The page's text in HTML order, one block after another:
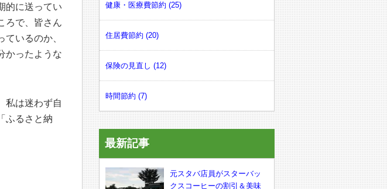
的に送ってい
ろで、皆さん
いるのか、
かったような
私は迷わず自
ふるさと納
健康・医療費節約 (25)
住居費節約 (20)
保険の見直し (12)
時間節約 (7)
最新記事
元スタバ店員がスターバッ
クスコーヒーの割引＆美味